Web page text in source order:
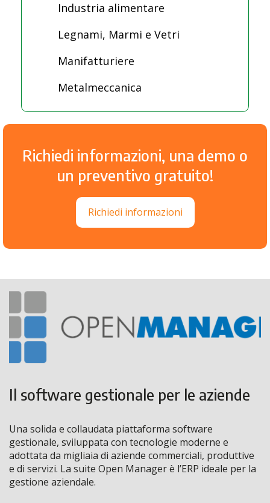
Industria alimentare
Legnami, Marmi e Vetri
Manifatturiere
Metalmeccanica
Richiedi informazioni, una demo o
un preventivo gratuito!
Richiedi informazioni
Il software gestionale per le aziende
Una solida e collaudata piattaforma software
gestionale, sviluppata con tecnologie moderne e
adottata da migliaia di aziende commerciali, produttive
e di servizi. La suite Open Manager è l’ERP ideale per la
gestione aziendale.